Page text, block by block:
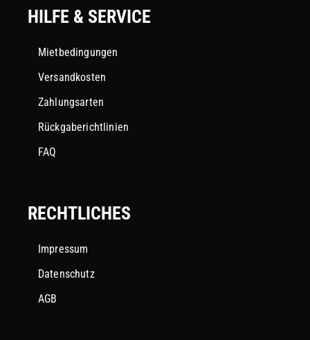
HILFE & SERVICE
Mietbedingungen
Versandkosten
Zahlungsarten
Rückgaberichtlinien
FAQ
RECHTLICHES
Impressum
Datenschutz
AGB